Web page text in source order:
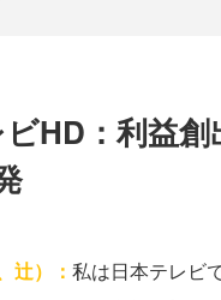
HD：利益
辻）： 私は日本テレビ